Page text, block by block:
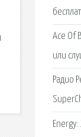
Ace Of
или
Радио
Energy: